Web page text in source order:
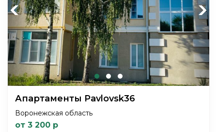
Previous Next
Апартаменты Pavlovsk36
Воронежская область
от 3 200 р